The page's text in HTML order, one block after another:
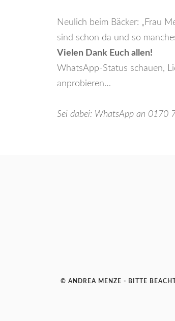
Neulich beim Bäcker: „Frau
sind schon da und so
Vielen Dank Euch allen!
WhatsApp-Status schauen,
anprobieren…
Sei dabei: WhatsApp an 0170
© ANDREA MENZE - BITTE